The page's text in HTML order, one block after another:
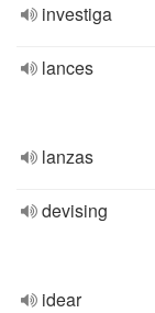
investiga
lances
lanzas
devising
idear